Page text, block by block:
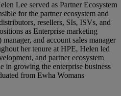
Lee served as Partner Ecosystem
for the partner ecosystem and
resellers, SIs, ISVs, and
as Enterprise marketing
and account sales manager
her tenure at HPE, Helen led
and partner ecosystem
in growing the enterprise business
from Ewha Womans